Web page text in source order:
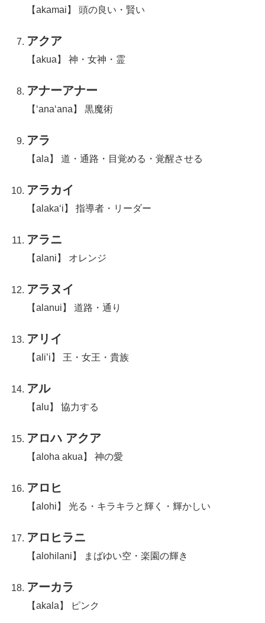
【akamai】 頭の良い・賢い
アクア
【akua】 神・女神・霊
アナーアナー
【‘ana‘ana】 黒魔術
アラ
【ala】 道・通路・目覚める・覚醒させる
アラカイ
【alaka‘i】 指導者・リーダー
アラニ
【alani】 オレンジ
アラヌイ
【alanui】 道路・通り
アリイ
【ali’i】 王・女王・貴族
アル
【alu】 協力する
アロハ アクア
【aloha akua】 神の愛
アロヒ
【alohi】 光る・キラキラと輝く・輝かしい
アロヒラニ
【alohilani】 まばゆい空・楽園の輝き
アーカラ
【akala】 ピンク